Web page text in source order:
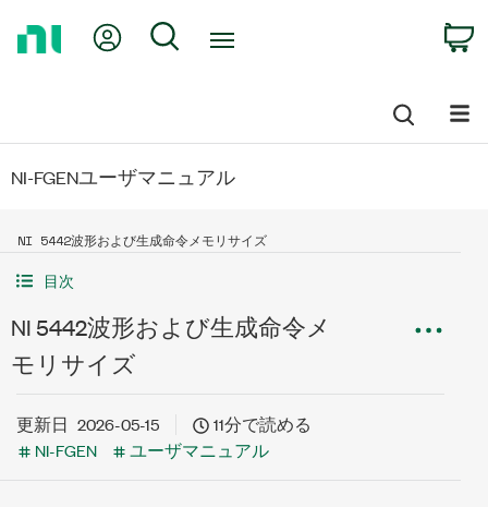
My Account
Search
NI-FGENユーザマニュアル
NI 5442波形および生成命令メモリサイズ
目次
NI 5442波形および生成命令メ
モリサイズ
更新日 2026-05-15
11分で読める
NI-FGEN
ユーザマニュアル